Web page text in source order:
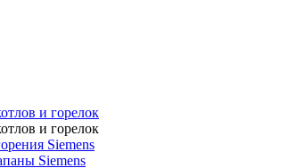
и горелок
и горелок
Siemens
Siemens